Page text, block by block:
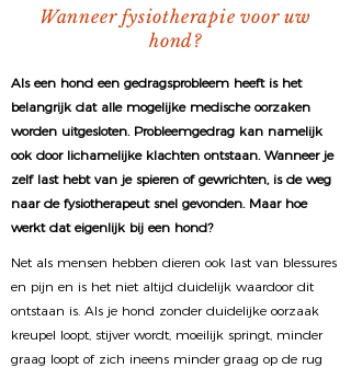
Wanneer fysiotherapie voor uw
hond?
Als een hond een gedragsprobleem heeft is het
belangrijk dat alle mogelijke medische oorzaken
worden uitgesloten. Probleemgedrag kan namelijk
ook door lichamelijke klachten ontstaan. Wanneer je
zelf last hebt van je spieren of gewrichten, is de weg
naar de fysiotherapeut snel gevonden. Maar hoe
werkt dat eigenlijk bij een hond?
Net als mensen hebben dieren ook last van blessures
en pijn en is het niet altijd duidelijk waardoor dit
ontstaan is. Als je hond zonder duidelijke oorzaak
kreupel loopt, stijver wordt, moeilijk springt, minder
graag loopt of zich ineens minder graag op de rug